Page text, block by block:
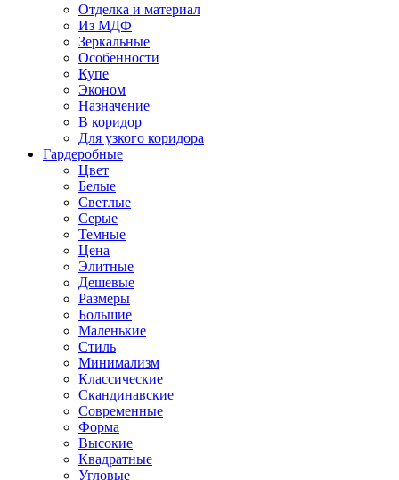
Отделка и материал
Из МДФ
Зеркальные
Особенности
Купе
Эконом
Назначение
В коридор
Для узкого коридора
Гардеробные
Цвет
Белые
Светлые
Серые
Темные
Цена
Элитные
Дешевые
Размеры
Большие
Маленькие
Стиль
Минимализм
Классические
Скандинавские
Современные
Форма
Высокие
Квадратные
Угловые